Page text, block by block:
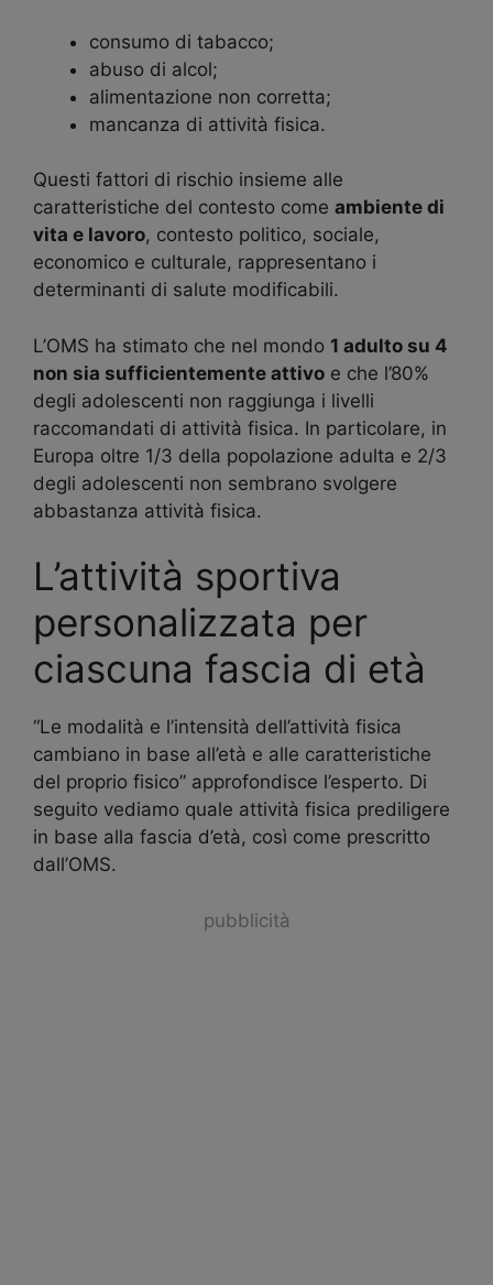
consumo di tabacco;
abuso di alcol;
alimentazione non corretta;
mancanza di attività fisica.
Questi fattori di rischio insieme alle
caratteristiche del contesto come ambiente di
vita e lavoro, contesto politico, sociale,
economico e culturale, rappresentano i
determinanti di salute modificabili.
L’OMS ha stimato che nel mondo 1 adulto su 4
non sia sufficientemente attivo e che l’80%
degli adolescenti non raggiunga i livelli
raccomandati di attività fisica. In particolare, in
Europa oltre 1/3 della popolazione adulta e 2/3
degli adolescenti non sembrano svolgere
abbastanza attività fisica.
L’attività sportiva
personalizzata per
ciascuna fascia di età
“Le modalità e l’intensità dell’attività fisica
cambiano in base all’età e alle caratteristiche
del proprio fisico” approfondisce l’esperto. Di
seguito vediamo quale attività fisica prediligere
in base alla fascia d’età, così come prescritto
dall’OMS.
pubblicità